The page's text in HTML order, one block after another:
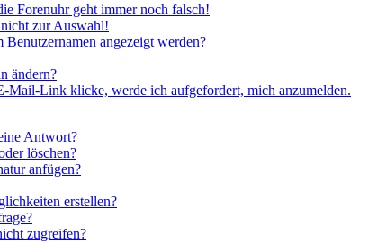
Forenuhr geht immer noch falsch!
zur Auswahl!
angezeigt werden?
ändern?
Mail-Link klicke, werde ich aufgefordert, mich anzumelden.
Antwort?
löschen?
anfügen?
erstellen?
zugreifen?